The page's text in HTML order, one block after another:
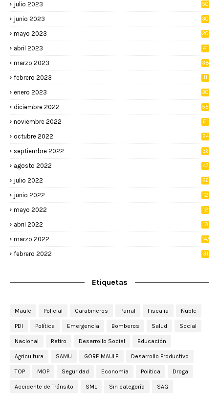
julio 2023 50
junio 2023 30
mayo 2023 20
abril 2023 41
marzo 2023 38
febrero 2023 11
enero 2023 30
diciembre 2022 55
noviembre 2022 61
octubre 2022 24
septiembre 2022 36
agosto 2022 47
julio 2022 26
junio 2022
12
mayo 2022
12
abril 2022
10
marzo 2022 147
febrero 2022 31
Etiquetas
Maule Policial Carabineros Parral Fiscalia Ñuble
PDI Política Emergencia Bomberos Salud Social
Nacional Retiro Desarrollo Social Educación
Agricultura SAMU GORE MAULE Desarrollo Productivo
TOP MOP Seguridad Economia Politica Droga
Accidente de Tránsito SML Sin categoría SAG